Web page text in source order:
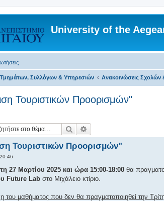
University of the
Συλλόγων & Υπηρεσιών Ανακοινώσεις Σχολών
Τουριστικών Προορισμών"
Αναζήτηση
Τουριστικών Προορισμών"
27 Μαρτίου 2025 και ώρα 15:00-18:00 θα
Future Lab στο Μιχάλειο κτίριο.
μαθήματος που δεν θα πραγματοποιηθεί την